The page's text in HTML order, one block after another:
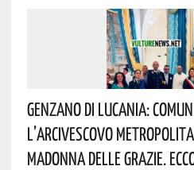
Genzano Di Lucania:
L’Arcivescovo
Madonna Delle Grazie.